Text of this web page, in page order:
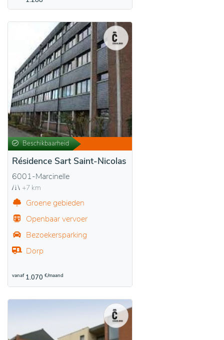
Beschikbaarheid
Résidence Sart Saint-Nicolas
6001-Marcinelle
+7 km
Groene gebieden
Openbaar vervoer
Bezoekersparking
Dorp
vanaf 1.070 €/maand